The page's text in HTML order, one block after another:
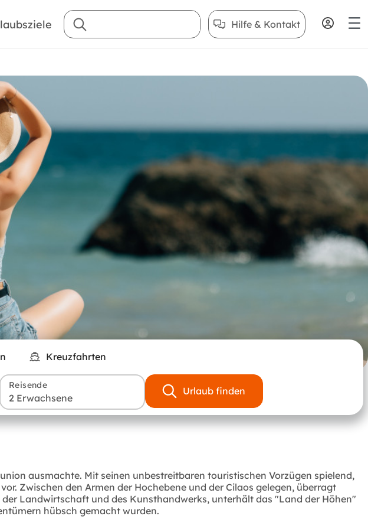
Hilfe & Kontakt
Kreuzfahrten
Reisende
2 Erwachsene
Urlaub finden
ausmachte. Mit seinen unbestreitbaren touristischen Vorzügen spielend,
Zwischen den Armen der Hochebene und der Cilaos gelegen, überragt
Landwirtschaft und des Kunsthandwerks, unterhält das "Land der Höhen"
hübsch gemacht wurden.